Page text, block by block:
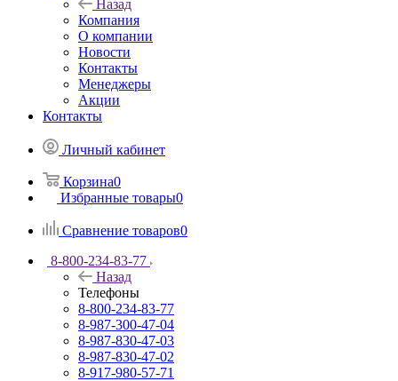
Назад
Компания
О компании
Новости
Контакты
Менеджеры
Акции
Контакты
Личный кабинет
Корзина0
Избранные товары0
Сравнение товаров0
8-800-234-83-77
Назад
Телефоны
8-800-234-83-77
8-987-300-47-04
8-987-830-47-03
8-987-830-47-02
8-917-980-57-71